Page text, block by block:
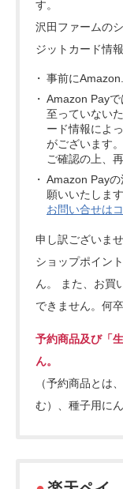
す。
沢田ファームの
ジットカード情
事前に
Amazon Pay
至っていない
ード情報によ
がございます
ご確認の上、
Amazon Pay
願いいたします
お問い合せは
申し訳ございま
ショップポイン
ん。 また、お買
できません。何
予約商品及び「
ん。
（予約商品とは
む）、種子用に